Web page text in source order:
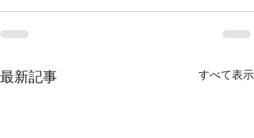
最新記事 すべて表示